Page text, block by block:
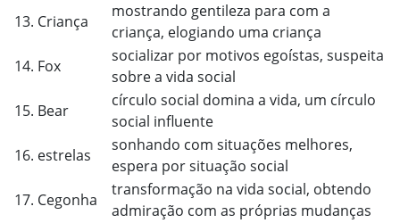
13. Criança
mostrando gentileza para com a
criança, elogiando uma criança
14. Fox
socializar por motivos egoístas, suspeita
sobre a vida social
15. Bear
círculo social domina a vida, um círculo
social influente
16. estrelas
sonhando com situações melhores,
espera por situação social
17. Cegonha
transformação na vida social, obtendo
admiração com as próprias mudanças